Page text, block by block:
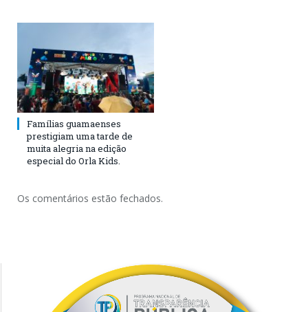
Famílias guamaenses
prestigiam uma tarde de
muita alegria na edição
especial do Orla Kids.
Os comentários estão fechados.